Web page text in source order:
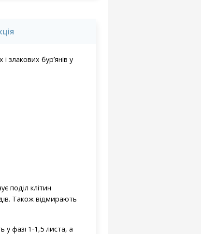
бур’янів у
поділ клітин
Також відмирають
у фазі 1-1,5 листа, а